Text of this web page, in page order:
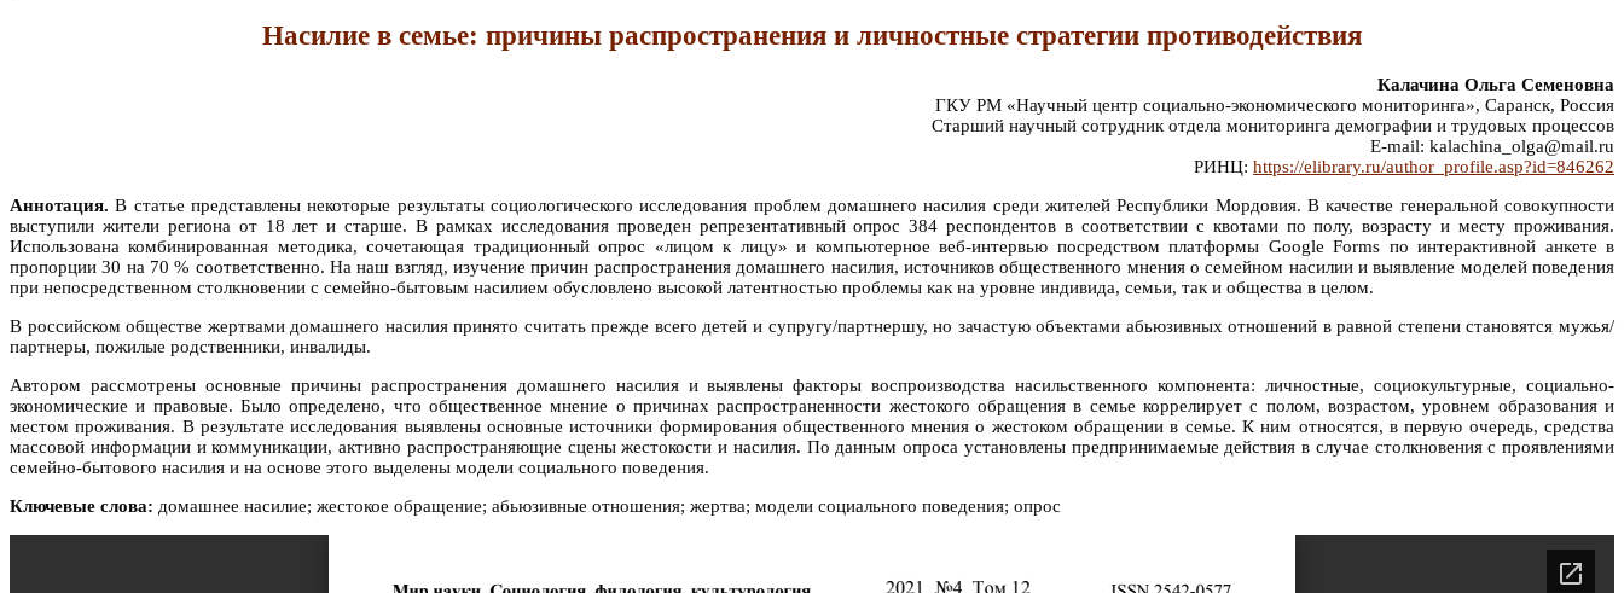
Насилие в семье: причины распространения и личностные стратегии противодействия
Калачина Ольга Семеновна
ГКУ РМ «Научный центр социально-экономического мониторинга», Саранск, Россия
Старший научный сотрудник отдела мониторинга демографии и трудовых процессов
E-mail: kalachina_olga@mail.ru
РИНЦ: https://elibrary.ru/author_profile.asp?id=846262
Аннотация. В статье представлены некоторые результаты социологического исследования проблем домашнего насилия среди жителей Республики Мордовия. В качестве генеральной совокупности
выступили жители региона от 18 лет и старше. В рамках исследования проведен репрезентативный опрос 384 респондентов в соответствии с квотами по полу, возрасту и месту проживания.
Использована комбинированная методика, сочетающая традиционный опрос «лицом к лицу» и компьютерное веб-интервью посредством платформы Google Forms по интерактивной анкете в
пропорции 30 на 70 % соответственно. На наш взгляд, изучение причин распространения домашнего насилия, источников общественного мнения о семейном насилии и выявление моделей поведения
при непосредственном столкновении с семейно-бытовым насилием обусловлено высокой латентностью проблемы как на уровне индивида, семьи, так и общества в целом.
В российском обществе жертвами домашнего насилия принято считать прежде всего детей и супругу/партнершу, но зачастую объектами абьюзивных отношений в равной степени становятся мужья/
партнеры, пожилые родственники, инвалиды.
Автором рассмотрены основные причины распространения домашнего насилия и выявлены факторы воспроизводства насильственного компонента: личностные, социокультурные, социально-
экономические и правовые. Было определено, что общественное мнение о причинах распространенности жестокого обращения в семье коррелирует с полом, возрастом, уровнем образования и
местом проживания. В результате исследования выявлены основные источники формирования общественного мнения о жестоком обращении в семье. К ним относятся, в первую очередь, средства
массовой информации и коммуникации, активно распространяющие сцены жестокости и насилия. По данным опроса установлены предпринимаемые действия в случае столкновения с проявлениями
семейно-бытового насилия и на основе этого выделены модели социального поведения.
Ключевые слова: домашнее насилие; жестокое обращение; абьюзивные отношения; жертва; модели социального поведения; опрос